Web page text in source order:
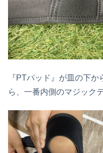
『PTパッド』が皿の下
ら、一番内側のマジック